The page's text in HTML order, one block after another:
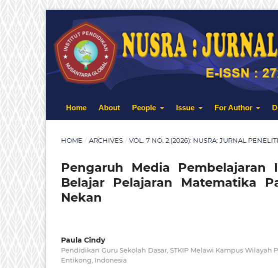
Home About People Issue For Author
HOME / ARCHIVES / VOL. 7 NO. 2 (2026): NUSRA: JURNAL
Pengaruh Media Pembelajaran
Belajar Pelajaran Matematika
Nekan
Paula Cindy
Pendidikan Guru Sekolah Dasar, STKIP Melawi Kampus Wilayah
Entikong, Indonesia